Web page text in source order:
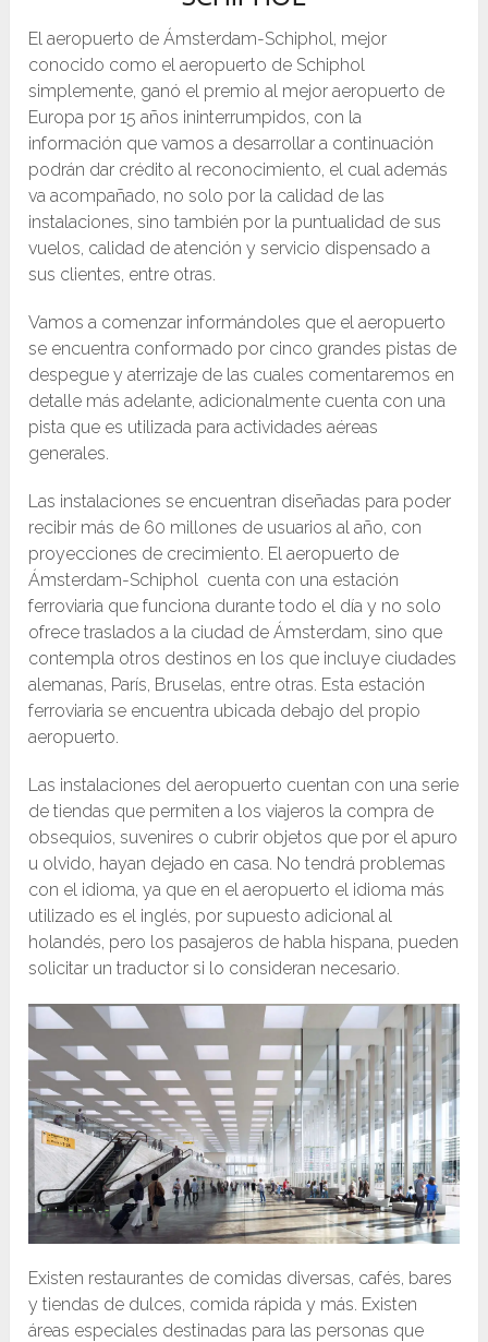
El aeropuerto de Ámsterdam-Schiphol, mejor
conocido como el aeropuerto de Schiphol
simplemente, ganó el premio al mejor aeropuerto de
Europa por 15 años ininterrumpidos, con la
información que vamos a desarrollar a continuación
podrán dar crédito al reconocimiento, el cual además
va acompañado, no solo por la calidad de las
instalaciones, sino también por la puntualidad de sus
vuelos, calidad de atención y servicio dispensado a
sus clientes, entre otras.
Vamos a comenzar informándoles que el aeropuerto
se encuentra conformado por cinco grandes pistas de
despegue y aterrizaje de las cuales comentaremos en
detalle más adelante, adicionalmente cuenta con una
pista que es utilizada para actividades aéreas
generales.
Las instalaciones se encuentran diseñadas para poder
recibir más de 60 millones de usuarios al año, con
proyecciones de crecimiento. El aeropuerto de
Ámsterdam-Schiphol cuenta con una estación
ferroviaria que funciona durante todo el día y no solo
ofrece traslados a la ciudad de Ámsterdam, sino que
contempla otros destinos en los que incluye ciudades
alemanas, París, Bruselas, entre otras. Esta estación
ferroviaria se encuentra ubicada debajo del propio
aeropuerto.
Las instalaciones del aeropuerto cuentan con una serie
de tiendas que permiten a los viajeros la compra de
obsequios, suvenires o cubrir objetos que por el apuro
u olvido, hayan dejado en casa. No tendrá problemas
con el idioma, ya que en el aeropuerto el idioma más
utilizado es el inglés, por supuesto adicional al
holandés, pero los pasajeros de habla hispana, pueden
solicitar un traductor si lo consideran necesario.
Existen restaurantes de comidas diversas, cafés, bares
y tiendas de dulces, comida rápida y más. Existen
áreas especiales destinadas para las personas que